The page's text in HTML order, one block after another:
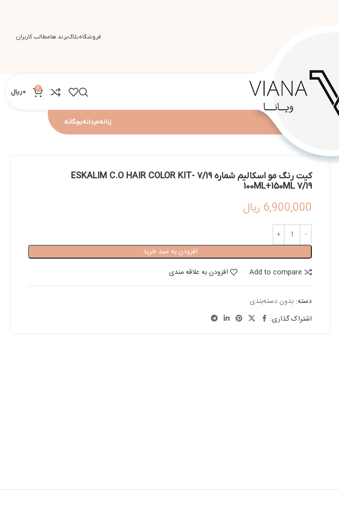
فروشگاهبلاگبرند هامطالب کاربران
0
0ریال
زنانهمردانهبچگانه
کیت رنگ مو اسکالیم شماره 7/19 -ESKALIM C.O HAIR COLOR KIT
100ML+150ML 7/19
6,900,000 ریال
افزودن به سبد خرید
Add to compare
افزودن به علاقه مندی
دسته: بدون دسته‌بندی
اشتراک گذاری: